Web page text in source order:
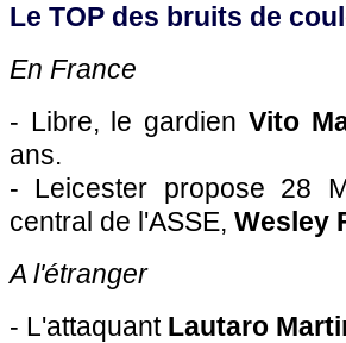
Le TOP des bruits de
En France
- Libre, le gardien Vito
ans.
- Leicester propose 28
central de l'ASSE, Wesley
A l'étranger
- L'attaquantLautaro